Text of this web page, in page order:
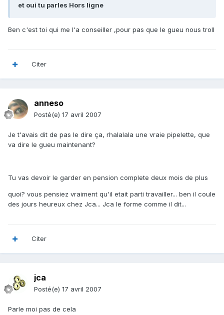
et oui tu parles Hors ligne
Ben c'est toi qui me l'a conseiller ,pour pas que le gueu nous troll
Citer
anneso
Posté(e) 17 avril 2007
Je t'avais dit de pas le dire ça, rhalalala une vraie pipelette, que
va dire le gueu maintenant?
Tu vas devoir le garder en pension complete deux mois de plus
quoi? vous pensiez vraiment qu'il etait parti travailler... ben il coule
des jours heureux chez Jca... Jca le forme comme il dit...
Citer
jca
Posté(e) 17 avril 2007
Parle moi pas de cela